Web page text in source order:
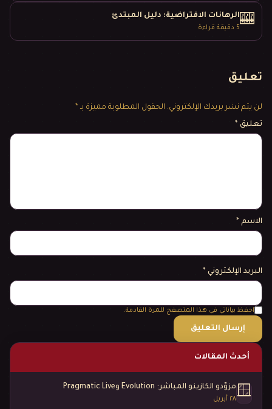
🎰الرهانات الافتراضية: دليل المبتدئ
5 دقيقة قراءة
تعليق
لن يتم نشر بريدك الإلكتروني. الحقول المطلوبة مميزة بـ *
تعليق *
الاسم *
البريد الإلكتروني *
احفظ بياناتي في هذا المتصفح للمرة القادمة.
أحدث المقالات
🪟 مزوّدو الكازينو المباشر: Evolution وPragmatic Live
٢٨ أبريل